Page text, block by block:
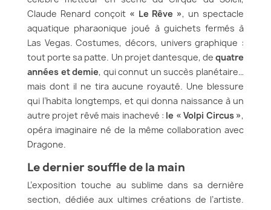
Claude Renard conçoit « Le Rêve », un spectacle
aquatique pharaonique joué à guichets fermés à
Las Vegas. Costumes, décors, univers graphique :
tout porte sa patte. Un projet dantesque, de quatre
années et demie, qui connut un succès planétaire…
mais dont il ne tira aucune royauté. Une blessure
qui l’habita longtemps, et qui donna naissance à un
autre projet rêvé mais inachevé : le « Volpi Circus »,
opéra imaginaire né de la même collaboration avec
Dragone.
Le dernier souffle de la main
L’exposition touche au sublime dans sa dernière
section, dédiée aux ultimes créations de l’artiste.